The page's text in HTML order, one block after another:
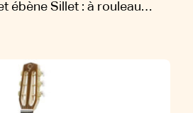
ébène Sillet : à rouleau
le corps, polyuréthane